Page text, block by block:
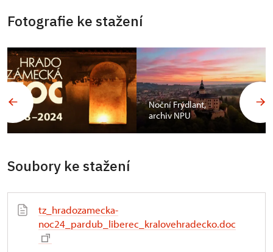
Fotografie ke stažení
Noční Frýdlant,
archiv NPU
Soubory ke stažení
tz_hradozamecka-
noc24_pardub_liberec_kralovehradecko.doc